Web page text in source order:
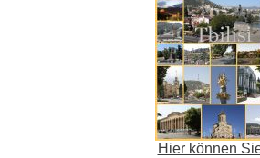
Hier können